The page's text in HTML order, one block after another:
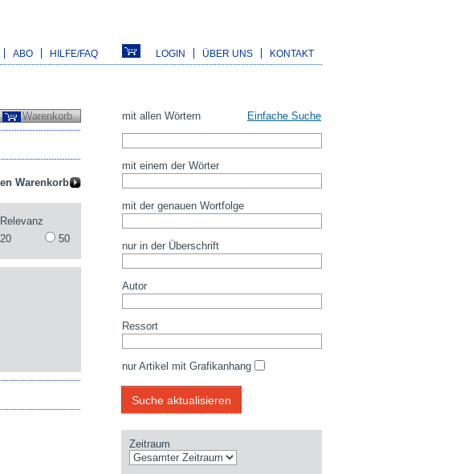
ABO HILFE/FAQ LOGIN ÜBER UNS KONTAKT
Warenkorb
Relevanz
20 50
mit allen Wörtern Einfache Suche
mit einem der Wörter
mit der genauen Wortfolge
nur in der Überschrift
Autor
Ressort
nur Artikel mit Grafikanhang
Zeitraum